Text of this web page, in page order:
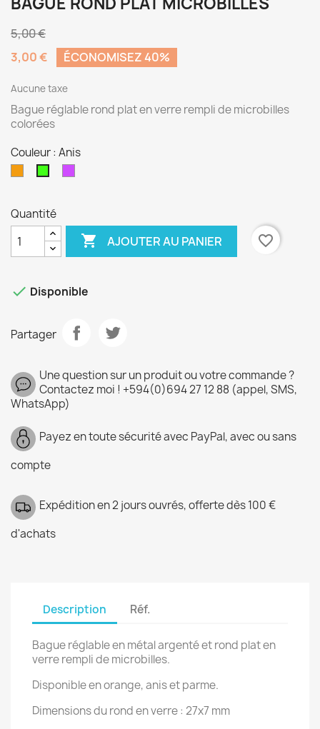
5,00 €
3,00 €
ÉCONOMISEZ 40%
Aucune taxe
Bague réglable rond plat en verre rempli de microbilles
colorées
Couleur : Anis
Quantité
 AJOUTER AU PANIER favorite_border
 Disponible
Partager
Une question sur un produit ou votre commande ?
Contactez moi ! +594(0)694 27 12 88 (appel, SMS,
WhatsApp)
Payez en toute sécurité avec PayPal, avec ou sans
compte
Expédition en 2 jours ouvrés, offerte dès 100 €
d'achats
Description Réf.
Bague réglable en métal argenté et rond plat en
verre rempli de microbilles.
Disponible en orange, anis et parme.
Dimensions du rond en verre : 27x7 mm